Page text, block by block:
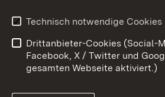
Impressum
Technisch notwendige Cookies
Drittanbieter-Cookies (Social-
Facebook, X / Twitter und
gesamten Webseite aktiviert.)